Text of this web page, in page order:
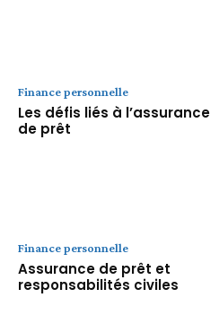
Finance personnelle
Les défis liés à l’assurance
de prêt
Finance personnelle
Assurance de prêt et
responsabilités civiles